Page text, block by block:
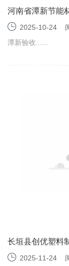
河南省潭新节能
体板项目 竣工环
2025-10-24
潭新验收......
长垣县创优塑料
护验收监测报告
2025-11-24